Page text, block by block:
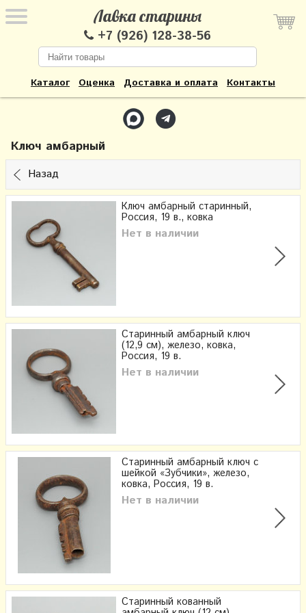
Лавка старины
+7 (926) 128-38-56
Каталог Оценка Доставка и оплата Контакты
Ключ амбарный
Назад
Ключ амбарный старинный,
Россия, 19 в., ковка
Нет в наличии
Старинный амбарный ключ
(12,9 см), железо, ковка,
Россия, 19 в.
Нет в наличии
Старинный амбарный ключ с
шейкой «Зубчики», железо,
ковка, Россия, 19 в.
Нет в наличии
Старинный кованный